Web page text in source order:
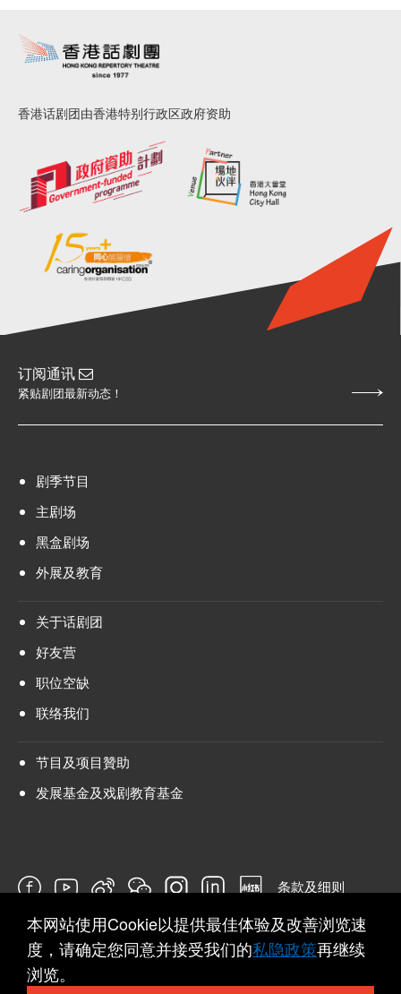
香港话剧团由香港特别行政区政府资助
订阅通讯
紧贴剧团最新动态！
剧季节目
主剧场
黑盒剧场
外展及教育
关于话剧团
好友营
职位空缺
联络我们
节目及项目贊助
发展基金及戏剧教育基金
条款及细则
问卷
本网站使用Cookie以提供最佳体验及改善浏览速
度，请确定您同意并接受我们的私隐政策再继续
浏览。